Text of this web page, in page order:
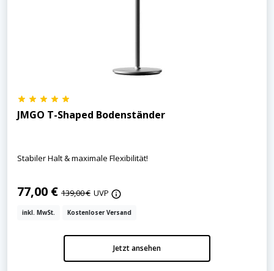
JMGO T-Shaped Bodenständer
Stabiler Halt & maximale Flexibilität!
77,00 € 139,00 € UVP
inkl. MwSt. Kostenloser Versand
Jetzt ansehen